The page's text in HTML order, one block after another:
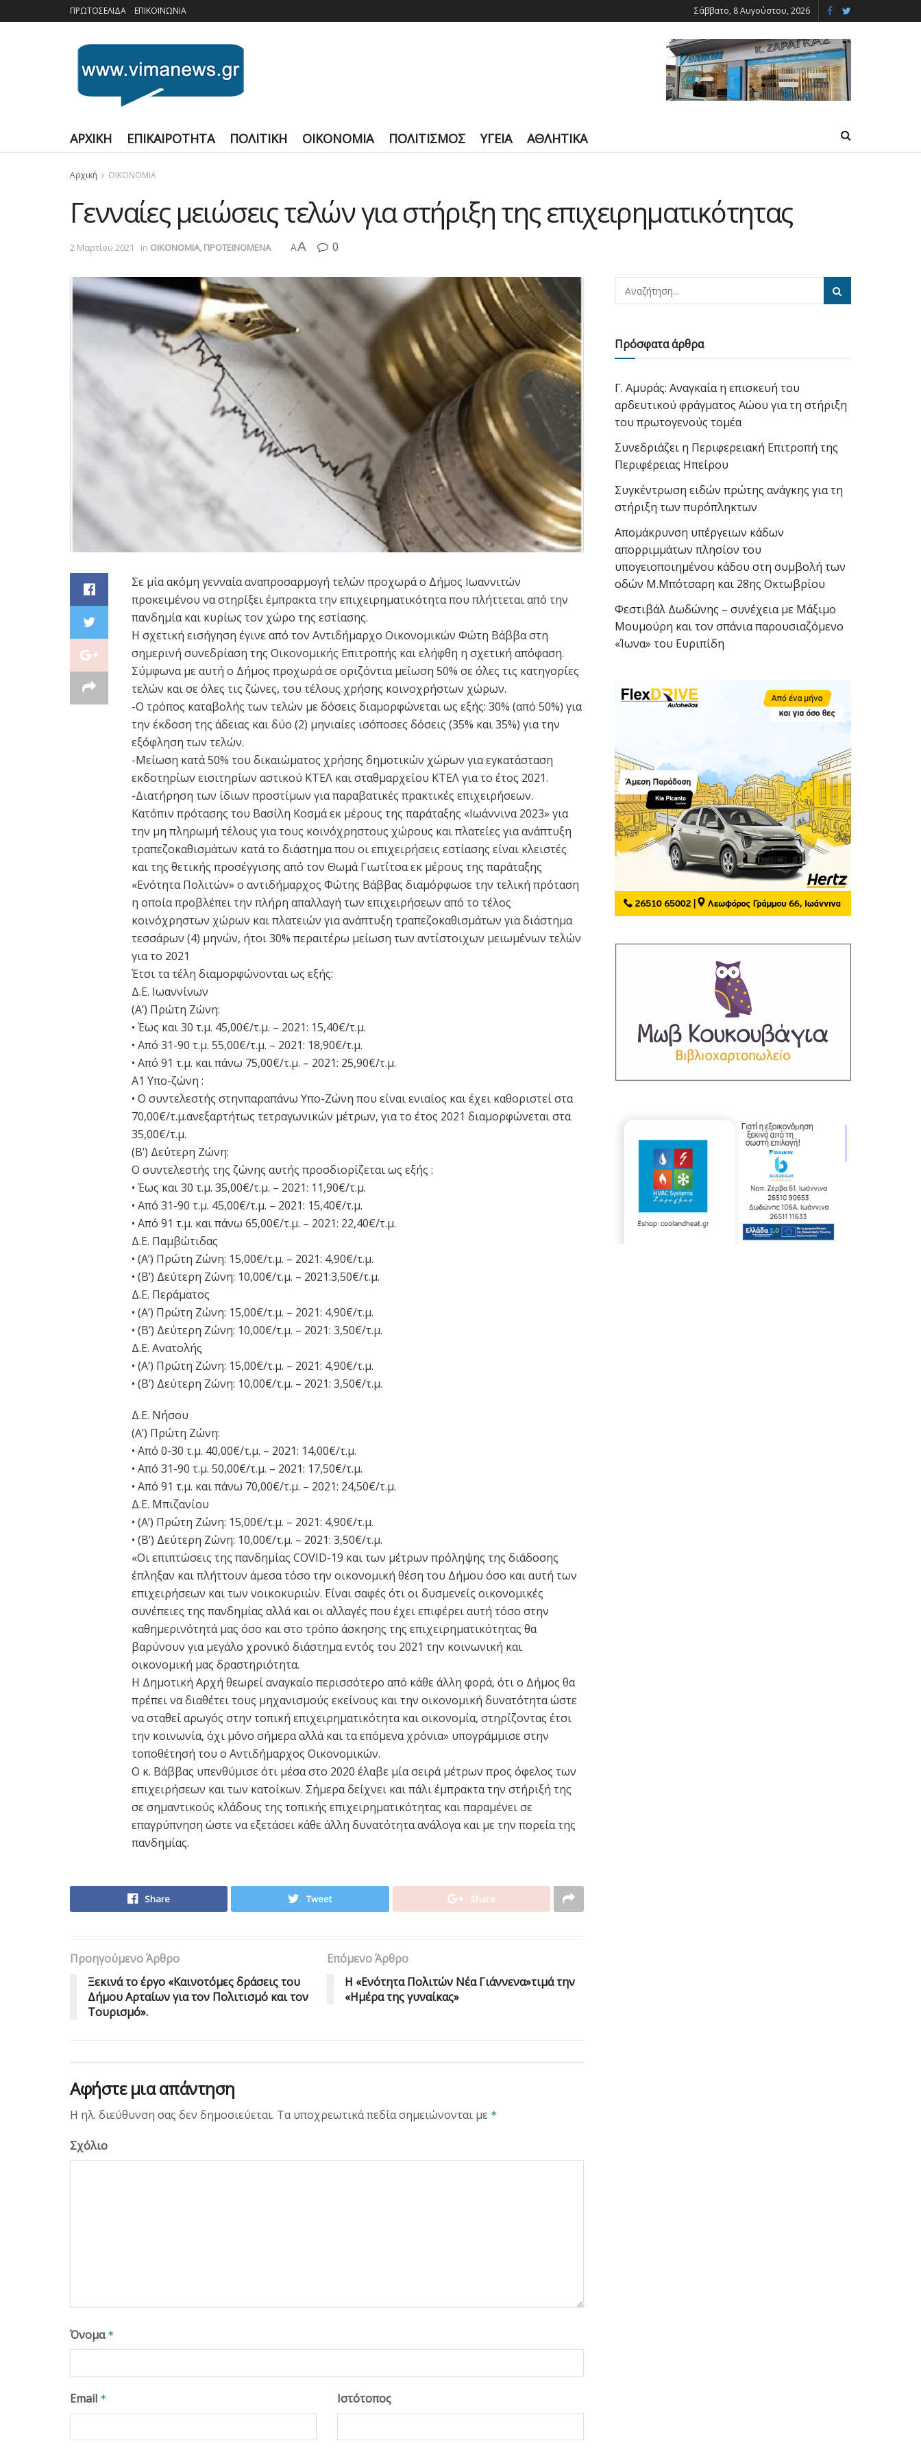
ΠΡΩΤΟΣΕΛΙΔΑ ΕΠΙΚΟΙΝΩΝΙΑ Σάββατο, 8 Αυγούστου, 2026
ΑΡΧΙΚΗ ΕΠΙΚΑΙΡΟΤΗΤΑ ΠΟΛΙΤΙΚΗ ΟΙΚΟΝΟΜΙΑ ΠΟΛΙΤΙΣΜΟΣ ΥΓΕΙΑ ΑΘΛΗΤΙΚΑ
Αρχική ΟΙΚΟΝΟΜΙΑ
Γενναίες μειώσεις τελών για στήριξη της επιχειρηματικότητας
2 Μαρτίου 2021 in ΟΙΚΟΝΟΜΙΑ, ΠΡΟΤΕΙΝΟΜΕΝΑ AA 0
Σε μία ακόμη γενναία αναπροσαρμογή τελών προχωρά ο Δήμος Ιωαννιτών
προκειμένου να στηρίξει έμπρακτα την επιχειρηματικότητα που πλήττεται από την
πανδημία και κυρίως τον χώρο της εστίασης.
Η σχετική εισήγηση έγινε από τον Αντιδήμαρχο Οικονομικών Φώτη Βάββα στη
σημερινή συνεδρίαση της Οικονομικής Επιτροπής και ελήφθη η σχετική απόφαση.
Σύμφωνα με αυτή ο Δήμος προχωρά σε οριζόντια μείωση 50% σε όλες τις κατηγορίες
τελών και σε όλες τις ζώνες, του τέλους χρήσης κοινοχρήστων χώρων.
-Ο τρόπος καταβολής των τελών με δόσεις διαμορφώνεται ως εξής: 30% (από 50%) για
την έκδοση της άδειας και δύο (2) μηνιαίες ισόποσες δόσεις (35% και 35%) για την
εξόφληση των τελών.
-Μείωση κατά 50% του δικαιώματος χρήσης δημοτικών χώρων για εγκατάσταση
εκδοτηρίων εισιτηρίων αστικού ΚΤΕΛ και σταθμαρχείου ΚΤΕΛ για το έτος 2021.
-Διατήρηση των ίδιων προστίμων για παραβατικές πρακτικές επιχειρήσεων.
Κατόπιν πρότασης του Βασίλη Κοσμά εκ μέρους της παράταξης «Ιωάννινα 2023» για
την μη πληρωμή τέλους για τους κοινόχρηστους χώρους και πλατείες για ανάπτυξη
τραπεζοκαθισμάτων κατά το διάστημα που οι επιχειρήσεις εστίασης είναι κλειστές
και της θετικής προσέγγισης από τον Θωμά Γιωτίτσα εκ μέρους της παράταξης
«Ενότητα Πολιτών» ο αντιδήμαρχος Φώτης Βάββας διαμόρφωσε την τελική πρόταση
η οποία προβλέπει την πλήρη απαλλαγή των επιχειρήσεων από το τέλος
κοινόχρηστων χώρων και πλατειών για ανάπτυξη τραπεζοκαθισμάτων για διάστημα
τεσσάρων (4) μηνών, ήτοι 30% περαιτέρω μείωση των αντίστοιχων μειωμένων τελών
για το 2021
Έτσι τα τέλη διαμορφώνονται ως εξής:
Δ.Ε. Ιωαννίνων
(Α’) Πρώτη Ζώνη:
• Έως και 30 τ.μ. 45,00€/τ.μ. – 2021: 15,40€/τ.μ.
• Από 31-90 τ.μ. 55,00€/τ.μ. – 2021: 18,90€/τ.μ.
• Από 91 τ.μ. και πάνω 75,00€/τ.μ. – 2021: 25,90€/τ.μ.
Α1 Υπο-ζώνη :
• Ο συντελεστής στηνπαραπάνω Υπο-Ζώνη που είναι ενιαίος και έχει καθοριστεί στα
70,00€/τ.μ.ανεξαρτήτως τετραγωνικών μέτρων, για το έτος 2021 διαμορφώνεται στα
35,00€/τ.μ.
(Β’) Δεύτερη Ζώνη:
Ο συντελεστής της ζώνης αυτής προσδιορίζεται ως εξής :
• Έως και 30 τ.μ. 35,00€/τ.μ. – 2021: 11,90€/τ.μ.
• Από 31-90 τ.μ. 45,00€/τ.μ. – 2021: 15,40€/τ.μ.
• Από 91 τ.μ. και πάνω 65,00€/τ.μ. – 2021: 22,40€/τ.μ.
Δ.Ε. Παμβώτιδας
• (Α’) Πρώτη Ζώνη: 15,00€/τ.μ. – 2021: 4,90€/τ.μ.
• (Β’) Δεύτερη Ζώνη: 10,00€/τ.μ. – 2021:3,50€/τ.μ.
Δ.Ε. Περάματος
• (Α’) Πρώτη Ζώνη: 15,00€/τ.μ. – 2021: 4,90€/τ.μ.
• (Β’) Δεύτερη Ζώνη: 10,00€/τ.μ. – 2021: 3,50€/τ.μ.
Δ.Ε. Ανατολής
• (Α’) Πρώτη Ζώνη: 15,00€/τ.μ. – 2021: 4,90€/τ.μ.
• (Β’) Δεύτερη Ζώνη: 10,00€/τ.μ. – 2021: 3,50€/τ.μ.
Δ.Ε. Νήσου
(Α’) Πρώτη Ζώνη:
• Από 0-30 τ.μ. 40,00€/τ.μ. – 2021: 14,00€/τ.μ.
• Από 31-90 τ.μ. 50,00€/τ.μ. – 2021: 17,50€/τ.μ.
• Από 91 τ.μ. και πάνω 70,00€/τ.μ. – 2021: 24,50€/τ.μ.
Δ.Ε. Μπιζανίου
• (Α’) Πρώτη Ζώνη: 15,00€/τ.μ. – 2021: 4,90€/τ.μ.
• (Β’) Δεύτερη Ζώνη: 10,00€/τ.μ. – 2021: 3,50€/τ.μ.
«Οι επιπτώσεις της πανδημίας COVID-19 και των μέτρων πρόληψης της διάδοσης
έπληξαν και πλήττουν άμεσα τόσο την οικονομική θέση του Δήμου όσο και αυτή των
επιχειρήσεων και των νοικοκυριών. Είναι σαφές ότι οι δυσμενείς οικονομικές
συνέπειες της πανδημίας αλλά και οι αλλαγές που έχει επιφέρει αυτή τόσο στην
καθημερινότητά μας όσο και στο τρόπο άσκησης της επιχειρηματικότητας θα
βαρύνουν για μεγάλο χρονικό διάστημα εντός του 2021 την κοινωνική και
οικονομική μας δραστηριότητα.
Η Δημοτική Αρχή θεωρεί αναγκαίο περισσότερο από κάθε άλλη φορά, ότι ο Δήμος θα
πρέπει να διαθέτει τους μηχανισμούς εκείνους και την οικονομική δυνατότητα ώστε
να σταθεί αρωγός στην τοπική επιχειρηματικότητα και οικονομία, στηρίζοντας έτσι
την κοινωνία, όχι μόνο σήμερα αλλά και τα επόμενα χρόνια» υπογράμμισε στην
τοποθέτησή του ο Αντιδήμαρχος Οικονομικών.
Ο κ. Βάββας υπενθύμισε ότι μέσα στο 2020 έλαβε μία σειρά μέτρων προς όφελος των
επιχειρήσεων και των κατοίκων. Σήμερα δείχνει και πάλι έμπρακτα την στήριξή της
σε σημαντικούς κλάδους της τοπικής επιχειρηματικότητας και παραμένει σε
επαγρύπνηση ώστε να εξετάσει κάθε άλλη δυνατότητα ανάλογα και με την πορεία της
πανδημίας.
Share Tweet Share
Προηγούμενο Άρθρο
Ξεκινά το έργο «Καινοτόμες δράσεις του
Δήμου Αρταίων για τον Πολιτισμό και τον
Τουρισμό».
Επόμενο Άρθρο
Η «Ενότητα Πολιτών Νέα Γιάννενα»τιμά την
«Ημέρα της γυναίκας»
Αφήστε μια απάντηση
Η ηλ. διεύθυνση σας δεν δημοσιεύεται. Τα υποχρεωτικά πεδία σημειώνονται με *
Σχόλιο
Όνομα *
Email * Ιστότοπος
Πρόσφατα άρθρα
Γ. Αμυράς: Αναγκαία η επισκευή του
αρδευτικού φράγματος Αώου για τη στήριξη
του πρωτογενούς τομέα
Συνεδριάζει η Περιφερειακή Επιτροπή της
Περιφέρειας Ηπείρου
Συγκέντρωση ειδών πρώτης ανάγκης για τη
στήριξη των πυρόπληκτων
Απομάκρυνση υπέργειων κάδων
απορριμμάτων πλησίον του
υπογειοποιημένου κάδου στη συμβολή των
οδών Μ.Μπότσαρη και 28ης Οκτωβρίου
Φεστιβάλ Δωδώνης – συνέχεια με Μάξιμο
Μουμούρη και τον σπάνια παρουσιαζόμενο
«Ίωνα» του Ευριπίδη